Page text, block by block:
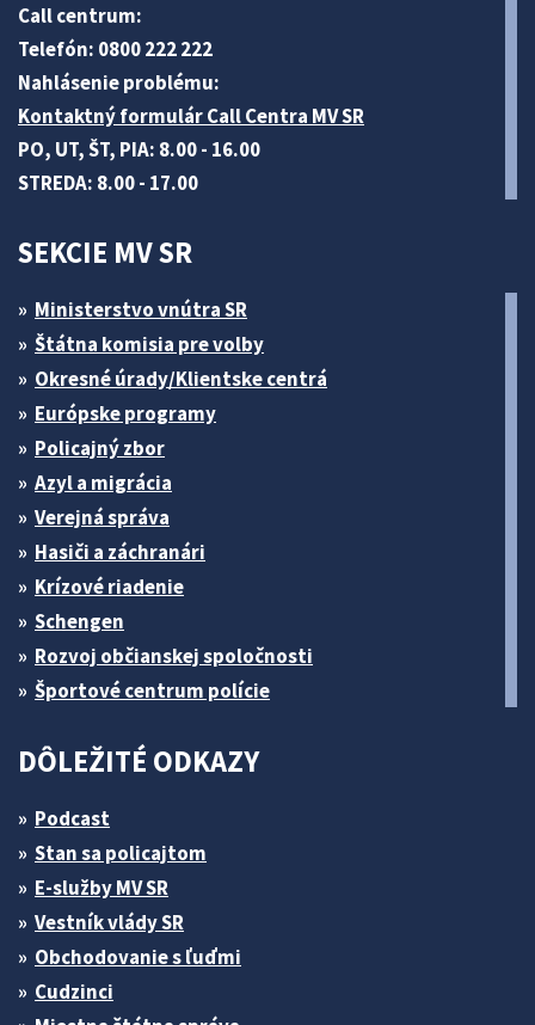
Call centrum:
Telefón: 0800 222 222
Nahlásenie problému:
Kontaktný formulár Call Centra MV SR
PO, UT, ŠT, PIA: 8.00 - 16.00
STREDA: 8.00 - 17.00
SEKCIE MV SR
Ministerstvo vnútra SR
Štátna komisia pre volby
Okresné úrady/Klientske centrá
Európske programy
Policajný zbor
Azyl a migrácia
Verejná správa
Hasiči a záchranári
Krízové riadenie
Schengen
Rozvoj občianskej spoločnosti
Športové centrum polície
DÔLEŽITÉ ODKAZY
Podcast
Stan sa policajtom
E-služby MV SR
Vestník vlády SR
Obchodovanie s ľuďmi
Cudzinci